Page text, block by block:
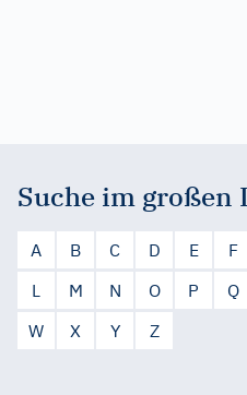
Suche im großen
A B C D E F
L
M N O P Q
W
X Y Z